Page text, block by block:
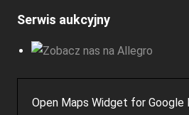
Serwis aukcyjny
Open Maps Widget for